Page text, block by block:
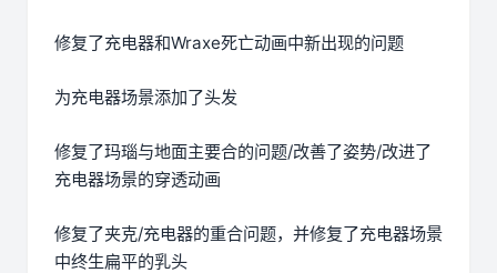
修复了充电器和Wraxe死亡动画中新出现的问题
为充电器场景添加了头发
修复了玛瑙与地面主要合的问题/改善了姿势/改进了
充电器场景的穿透动画
修复了夹克/充电器的重合问题，并修复了充电器场景
中终生扁平的乳头